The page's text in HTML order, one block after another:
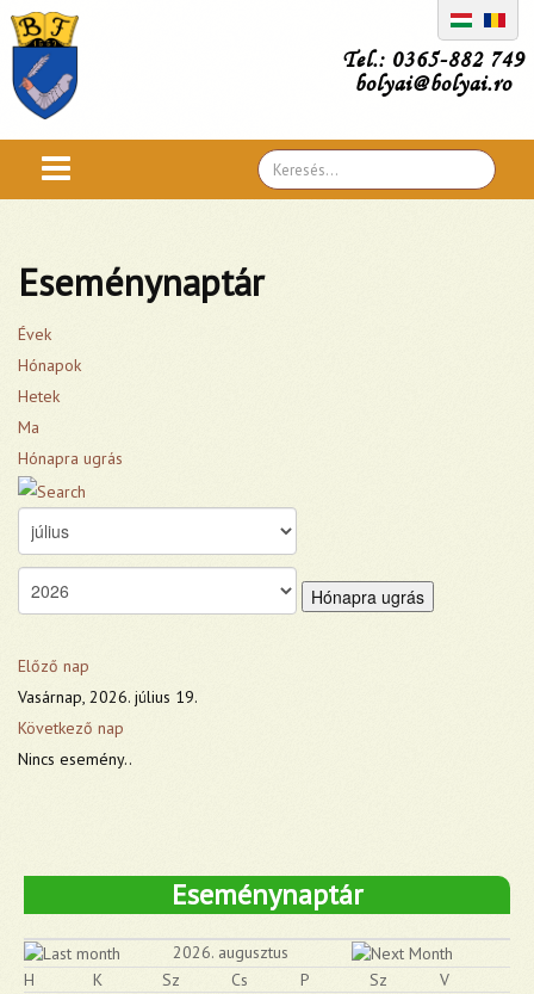
Tel.: 0365-882 749
bolyai@bolyai.ro
Search
...
Eseménynaptár
Évek
Hónapok
Hetek
Ma
Hónapra ugrás
Hónapra ugrás
Előző nap
Vasárnap, 2026. július 19.
Következő nap
Nincs esemény..
Eseménynaptár
2026. augusztus
H
K Sz Cs P Sz
V